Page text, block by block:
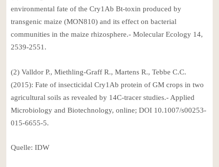
environmental fate of the Cry1Ab Bt-toxin produced by
transgenic maize (MON810) and its effect on bacterial
communities in the maize rhizosphere.- Molecular Ecology 14,
2539-2551.
(2) Valldor P., Miethling-Graff R., Martens R., Tebbe C.C.
(2015): Fate of insecticidal Cry1Ab protein of GM crops in two
agricultural soils as revealed by 14C-tracer studies.- Applied
Microbiology and Biotechnology, online; DOI 10.1007/s00253-
015-6655-5.
Quelle: IDW